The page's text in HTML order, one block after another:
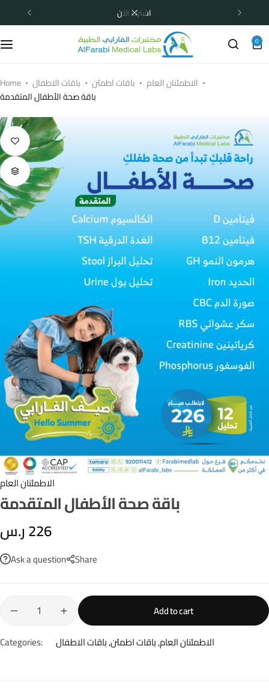
اشترك الآن
0
Home باقات الاطفال باقات اطمئن
الاطمئنان العام
باقة صحة الأطفال المتقدمة
الاطمئنان العام
باقة صحة الأطفال المتقدمة
226ر.س
Ask a question Share
Add to cart
Categories:
الاطمئنان العام,باقات اطمئن,باقات الاطفال